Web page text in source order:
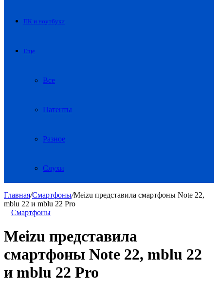
ПК и ноутбуки
Еще
Все
Патенты
Разное
Слухи
Главная/Смартфоны/Meizu представила смартфоны Note 22,
mblu 22 и mblu 22 Pro
Смартфоны
Meizu представила
смартфоны Note 22, mblu 22
и mblu 22 Pro